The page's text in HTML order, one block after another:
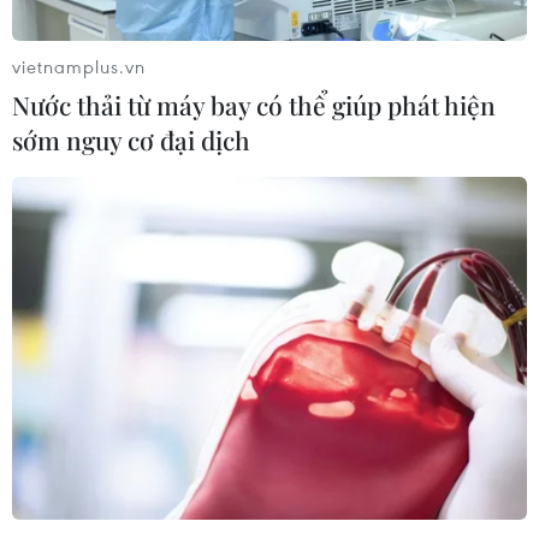
định của pháp luật đối với 5 bị can gồm Lê
Quang Thung - nguyên Chủ tịch Hội đồng thành
viên Tập đoàn Cao su Việt Nam; Nguyễn Thành
Châu - nguyên Giám đốc Công ty Cao su Đồng
Nai; Nguyễn Văn Minh - nguyên Kế toán trưởng
Công ty Cao su Đồng Nai; Nguyễn Hồng Phú -
nguyên Giám đốc Công ty Cao su Phú Riềng;
Hoàng Văn Sơn - Kế toán trưởng Công ty Cao su
Phú Riềng.
Các bị can trên cùng bị khởi tố về tội Cố ý làm
trái quy định của Nhà nước về quản lý kinh tế
gây hậu quả nghiêm trọng theo quy định tại
Điều 165 - Bộ luật Hình sự.
Sau khi Viện Kiểm sát nhân dân tối cao đã phê
vietnamplus.vn
Nước thải từ máy bay có thể giúp phát hiện
sớm nguy cơ đại dịch